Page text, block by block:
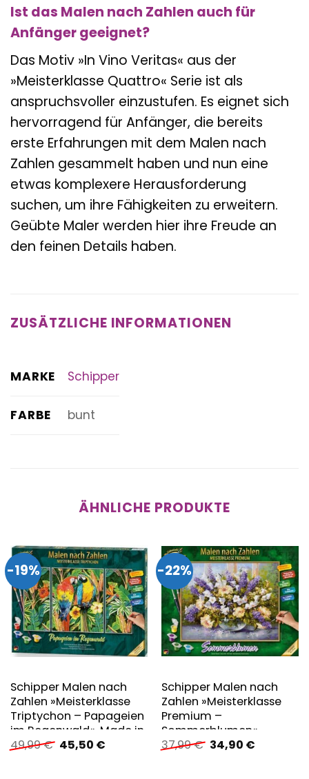
Ist das Malen nach Zahlen auch für
Anfänger geeignet?
Das Motiv »In Vino Veritas« aus der
»Meisterklasse Quattro« Serie ist als
anspruchsvoller einzustufen. Es eignet sich
hervorragend für Anfänger, die bereits
erste Erfahrungen mit dem Malen nach
Zahlen gesammelt haben und nun eine
etwas komplexere Herausforderung
suchen, um ihre Fähigkeiten zu erweitern.
Geübte Maler werden hier ihre Freude an
den feinen Details haben.
ZUSÄTZLICHE INFORMATIONEN
MARKE Schipper
FARBE bunt
ÄHNLICHE PRODUKTE
-19%
Schipper Malen nach
Zahlen »Meisterklasse
Triptychon – Papageien
im Regenwald«, Made in
Germany
49,99€ Ursprünglicher
Preis
45,50 €Aktueller
-22%
Schipper Malen nach
Zahlen »Meisterklasse
Premium –
Sommerblumen«
37,99€ Ursprünglicher
Preis
34,90 €Aktueller